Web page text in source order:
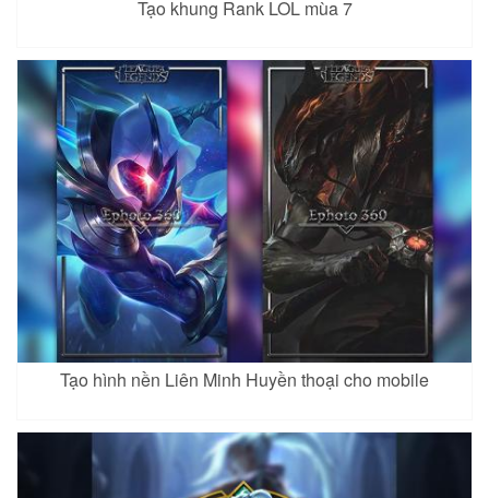
Tạo khung Rank LOL mùa 7
Tạo hình nền Liên Minh Huyền thoại cho mobile